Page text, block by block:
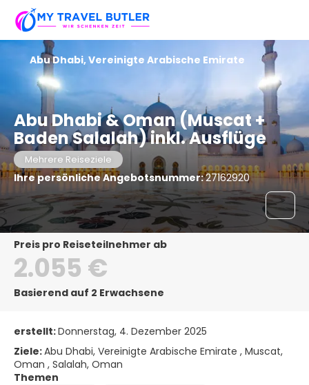
Abu Dhabi & Oman (Muscat +
Baden Salalah) inkl. Ausflüge
Mehrere Reiseziele
Ihre persönliche Angebotsnummer:27162920
Abu Dhabi, Vereinigte Arabische Emirate
Preis pro Reiseteilnehmer ab
2.055 €
Basierend auf 2 Erwachsene
erstellt:Donnerstag, 4. Dezember 2025
Ziele:Abu Dhabi, Vereinigte Arabische Emirate , Muscat,
Oman , Salalah, Oman
Themen